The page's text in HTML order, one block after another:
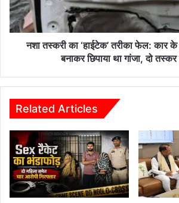
कार
के
दरवाजे
गांजा,
दो
तस्कर
गिरफ्तार
नशा तस्करी का ‘हाईटेक’ तरीका फेल: कार
बनाकर छिपाया था गांजा, दो तस्कर
Related Articles